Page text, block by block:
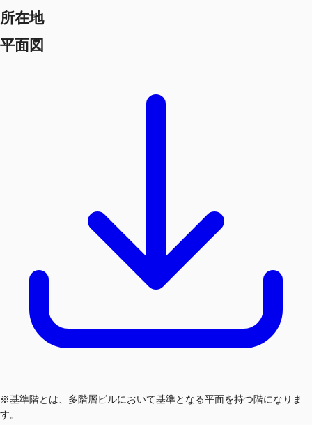
所在地
平面図
※基準階とは、多階層ビルにおいて基準となる平面を持つ階になりま
す。